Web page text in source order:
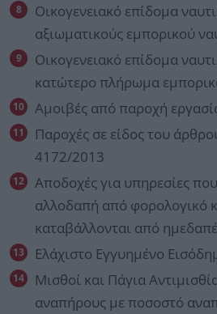
Οικογενειακό επίδομα
αξιωματικούς εμπορικού
Οικογενειακό επίδομα
κατώτερο πλήρωμα
Αμοιβές από παροχή
Παροχές σε είδος του
4172/2013
Αποδοχές για υπηρεσίες
αλλοδαπή από φορολογικό
καταβάλλονται από
Ελάχιστο Εγγυημένο
Μισθοί και Πάγια
αναπήρους με ποσοστό